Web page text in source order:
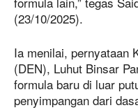
(23/10/2025).
Ia menilai, pernyataan
(DEN), Luhut Binsar
formula baru di luar
penyimpangan dari